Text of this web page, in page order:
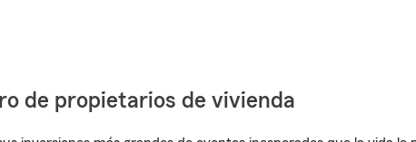
de propietarios de vivienda